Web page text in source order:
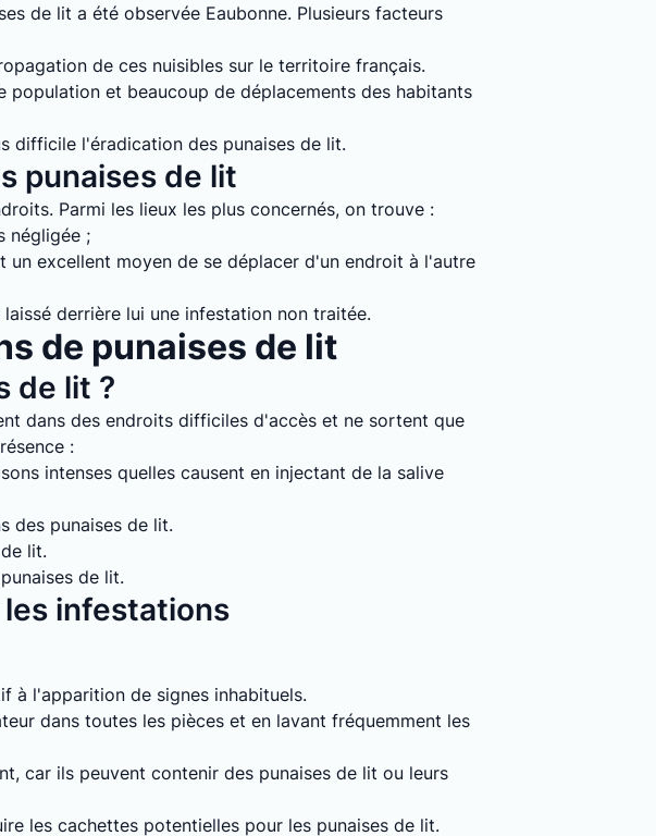
de lit a été observée Eaubonne. Plusieurs facteurs
de ces nuisibles sur le territoire français.
population et beaucoup de déplacements des habitants
difficile l'éradication des punaises de lit.
punaises de lit
Parmi les lieux les plus concernés, on trouve :
négligée ;
un excellent moyen de se déplacer d'un endroit à l'autre
derrière lui une infestation non traitée.
de punaises de lit
de lit ?
dans des endroits difficiles d'accès et ne sortent que
:
intenses quelles causent en injectant de la salive
des punaises de lit.
lit.
de lit.
infestations
à l'apparition de signes inhabituels.
dans toutes les pièces et en lavant fréquemment les
car ils peuvent contenir des punaises de lit ou leurs
les cachettes potentielles pour les punaises de lit.